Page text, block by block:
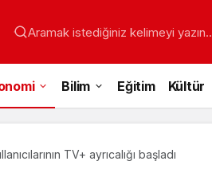
Aramak istediğiniz kelimeyi yazın..
Bilim Eğitim Kültür
TV+ ayrıcalığı başladı